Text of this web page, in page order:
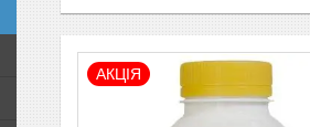
АКЦІЯ